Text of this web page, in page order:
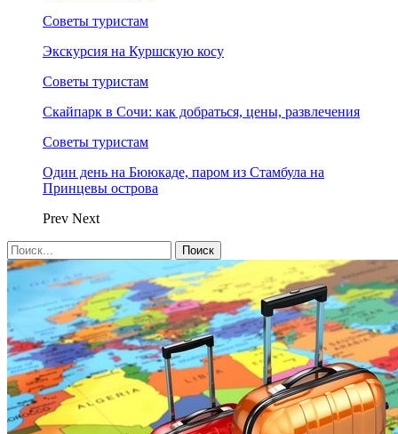
Советы туристам
Экскурсия на Куршскую косу
Советы туристам
Скайпарк в Сочи: как добраться, цены, развлечения
Советы туристам
Один день на Бююкаде, паром из Стамбула на
Принцевы острова
Prev Next